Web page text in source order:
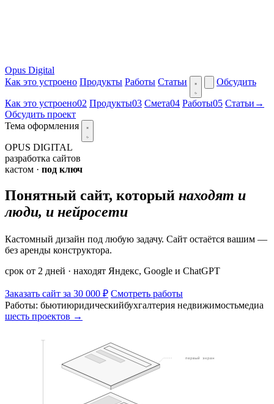
Opus Digital
Как это устроено Продукты Работы Статьи Обсудить
Как это устроено02 Продукты03 Смета04 Работы05 Статьи →
Обсудить проект
Тема оформления
OPUS DIGITAL
разработка сайтов
кастом · под ключ
Понятный сайт, который находят и
люди, и нейросети
Кастомный дизайн под любую задачу. Сайт остаётся вашим —
без аренды конструктора.
срок от 2 дней · находят Яндекс, Google и ChatGPT
Заказать сайт за 30 000 ₽ Смотреть работы
Работы: бьютиюридическийбухгалтерия недвижимостьмедиа
шесть проектов →
первый экран